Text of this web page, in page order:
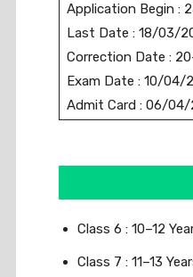
Application Begin :
Last Date : 18/03/
Correction Date :
Exam Date : 10/04/
Admit Card : 06/04/
Class 6 : 10–12
Class 7 : 11–13